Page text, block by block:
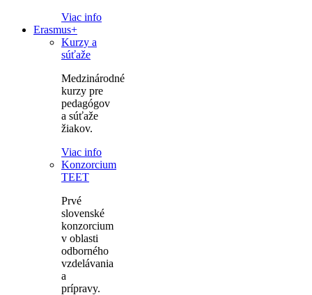
Viac info
Erasmus+
Kurzy a
súťaže
Medzinárodné
kurzy pre
pedagógov
a súťaže
žiakov.
Viac info
Konzorcium
TEET
Prvé
slovenské
konzorcium
v oblasti
odborného
vzdelávania
a
prípravy.